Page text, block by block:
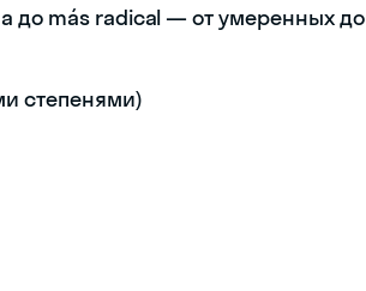
до más radical — от умеренных до
степенями)